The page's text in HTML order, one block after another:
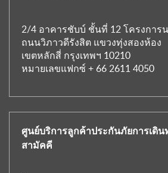
2/4 อาคารชับบ์ ชั้นที่ 12 โครงการ
ถนนวิภาวดีรังสิต แขวงทุ่งสองห้อง
เขตหลักสี่ กรุงเทพฯ 10210
หมายเลขแฟกซ์ + 66 2611 4050
ศูนย์บริการลูกค้าประกันภัยการเดิน
สามัคคี